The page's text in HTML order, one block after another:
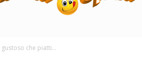
che piatti...